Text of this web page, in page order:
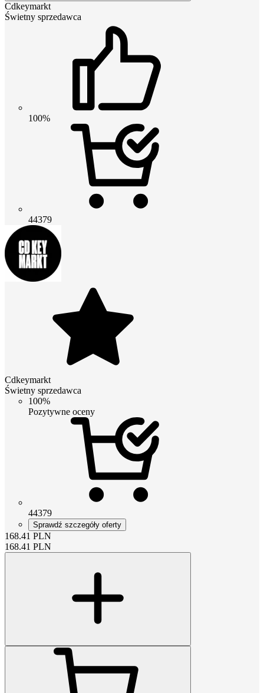
Cdkeymarkt
Świetny sprzedawca
100%
44379
Cdkeymarkt
Świetny sprzedawca
100%
Pozytywne oceny
44379
Sprawdź szczegóły oferty
168.41 PLN
168.41 PLN